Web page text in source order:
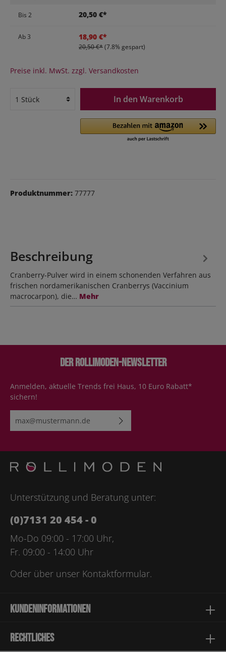
Bis 2 20,50 €*
Ab3 18,90 €*
20,50 €*(7.8% gespart)
Preise inkl. MwSt. zzgl. Versandkosten
In den Warenkorb
Produktnummer: 77777
Beschreibung
Cranberry-Pulver wird in einem schonenden Verfahren aus
frischen nordamerikanischen Cranberrys (Vaccinium
macrocarpon), die… Mehr
Der Rollimoden-Newsletter
Anmelden, aktuelle Trends frei Haus, 10 Euro Rabatt*
sichern!
Bitte geben Sie die abgebildeten Zeichen ein*
Unterstützung und Beratung unter:
(0)7131 20 454 - 0
Mo-Do 09:00 - 17:00 Uhr,
Fr. 09:00 - 14:00 Uhr
Oder über unser Kontaktformular.
Kundeninformationen
Rechtliches